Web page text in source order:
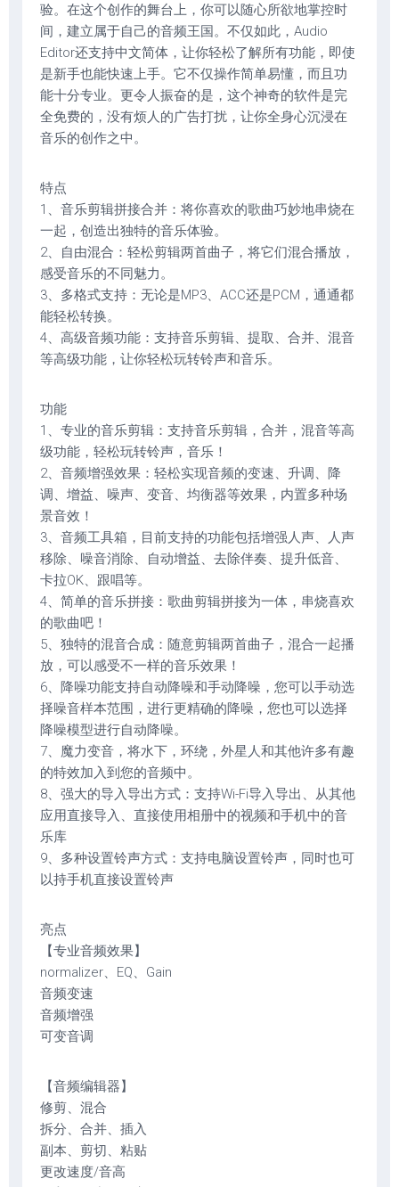
验。在这个创作的舞台上，你可以随心所欲地掌控时
间，建立属于自己的音频王国。不仅如此，Audio
Editor还支持中文简体，让你轻松了解所有功能，即使
是新手也能快速上手。它不仅操作简单易懂，而且功
能十分专业。更令人振奋的是，这个神奇的软件是完
全免费的，没有烦人的广告打扰，让你全身心沉浸在
音乐的创作之中。
特点
1、音乐剪辑拼接合并：将你喜欢的歌曲巧妙地串烧在
一起，创造出独特的音乐体验。
2、自由混合：轻松剪辑两首曲子，将它们混合播放，
感受音乐的不同魅力。
3、多格式支持：无论是MP3、ACC还是PCM，通通都
能轻松转换。
4、高级音频功能：支持音乐剪辑、提取、合并、混音
等高级功能，让你轻松玩转铃声和音乐。
功能
1、专业的音乐剪辑：支持音乐剪辑，合并，混音等高
级功能，轻松玩转铃声，音乐！
2、音频增强效果：轻松实现音频的变速、升调、降
调、增益、噪声、变音、均衡器等效果，内置多种场
景音效！
3、音频工具箱，目前支持的功能包括增强人声、人声
移除、噪音消除、自动增益、去除伴奏、提升低音、
卡拉OK、跟唱等。
4、简单的音乐拼接：歌曲剪辑拼接为一体，串烧喜欢
的歌曲吧！
5、独特的混音合成：随意剪辑两首曲子，混合一起播
放，可以感受不一样的音乐效果！
6、降噪功能支持自动降噪和手动降噪，您可以手动选
择噪音样本范围，进行更精确的降噪，您也可以选择
降噪模型进行自动降噪。
7、魔力变音，将水下，环绕，外星人和其他许多有趣
的特效加入到您的音频中。
8、强大的导入导出方式：支持Wi-Fi导入导出、从其他
应用直接导入、直接使用相册中的视频和手机中的音
乐库
9、多种设置铃声方式：支持电脑设置铃声，同时也可
以持手机直接设置铃声
亮点
【专业音频效果】
normalizer、EQ、Gain
音频变速
音频增强
可变音调
【音频编辑器】
修剪、混合
拆分、合并、插入
副本、剪切、粘贴
更改速度/音高